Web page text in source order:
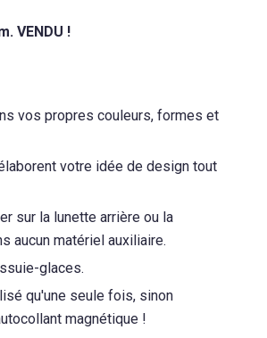
VENDU !
vos propres couleurs, formes et
votre idée de design tout
sur la lunette arrière ou la
aucun matériel auxiliaire.
glaces.
qu'une seule fois, sinon
magnétique !